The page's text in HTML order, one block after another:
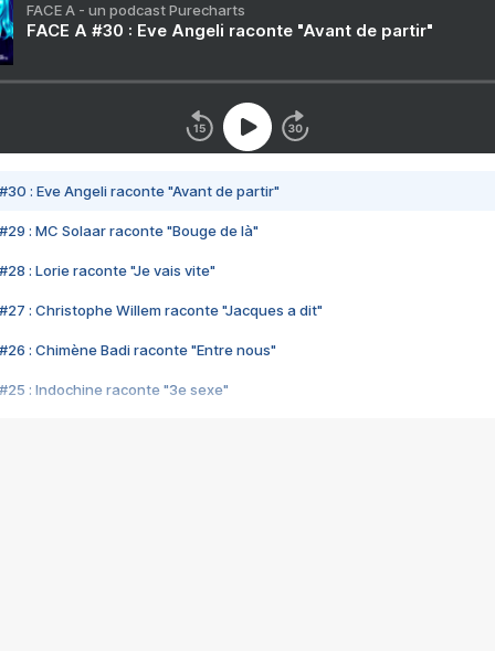
FACE A - un podcast Purecharts
FACE A #30 : Eve Angeli raconte "Avant de partir"
#30 : Eve Angeli raconte "Avant de partir"
#29 : MC Solaar raconte "Bouge de là"
#28 : Lorie raconte "Je vais vite"
#27 : Christophe Willem raconte "Jacques a dit"
#26 : Chimène Badi raconte "Entre nous"
#25 : Indochine raconte "3e sexe"